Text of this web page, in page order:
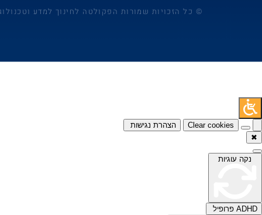
© כל הזכויות שמורות הפקולטה לחינוך למדע
Clear cookies
הצהרת נגישות
✖
נקה עוגיות
ADHD פרופיל